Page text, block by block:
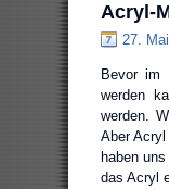
Acryl-
27.
Bevor im
werden
werden.
Aber
haben
das Acryl